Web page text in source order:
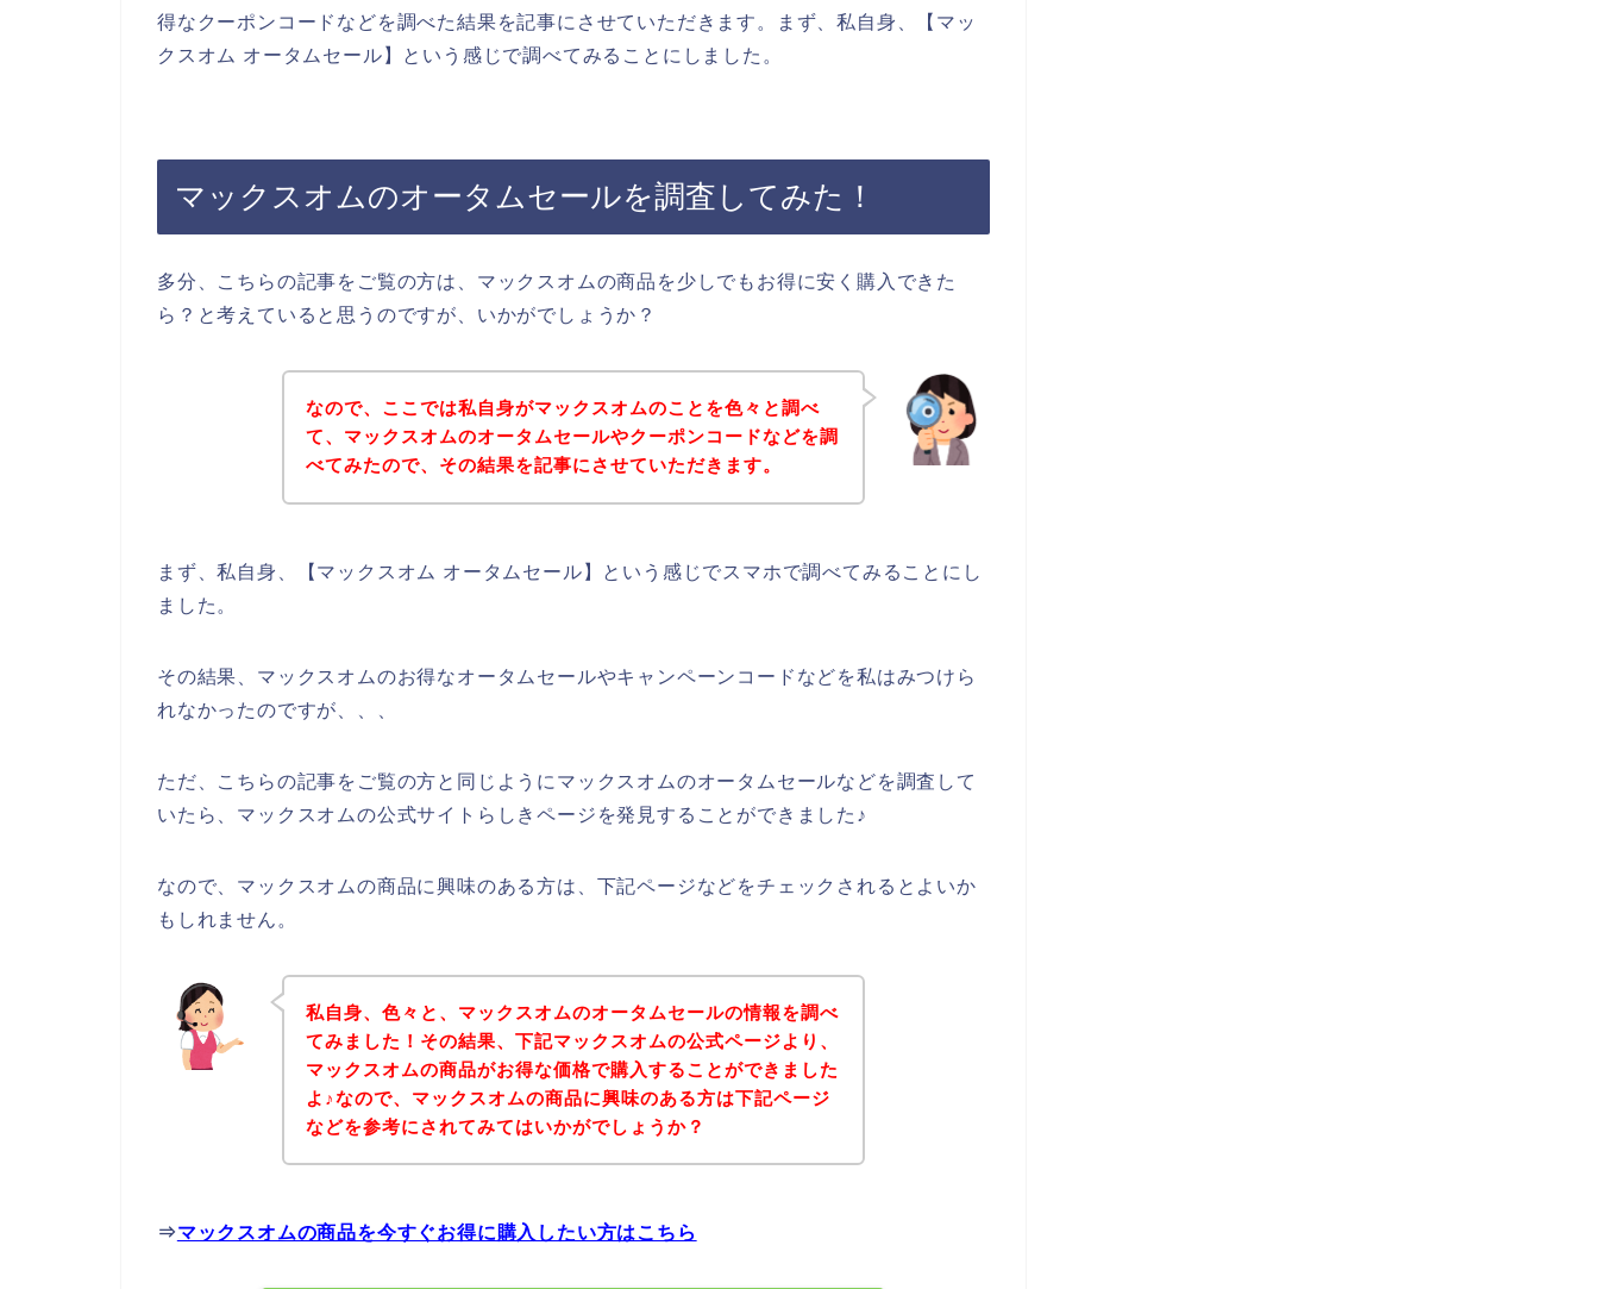
得なクーポンコードなどを調べた結果を記事にさせていただきます。まず、私自身、【マッ
クスオム オータムセール】という感じで調べてみることにしました。
マックスオムのオータムセールを調査してみた！
多分、こちらの記事をご覧の方は、マックスオムの商品を少しでもお得に安く購入できた
ら？と考えていると思うのですが、いかがでしょうか？
なので、ここでは私自身がマックスオムのことを色々と調べ
て、マックスオムのオータムセールやクーポンコードなどを調
べてみたので、その結果を記事にさせていただきます。
まず、私自身、【マックスオム オータムセール】という感じでスマホで調べてみることにし
ました。
その結果、マックスオムのお得なオータムセールやキャンペーンコードなどを私はみつけら
れなかったのですが、、、
ただ、こちらの記事をご覧の方と同じようにマックスオムのオータムセールなどを調査して
いたら、マックスオムの公式サイトらしきページを発見することができました♪
なので、マックスオムの商品に興味のある方は、下記ページなどをチェックされるとよいか
もしれません。
私自身、色々と、マックスオムのオータムセールの情報を調べ
てみました！その結果、下記マックスオムの公式ページより、
マックスオムの商品がお得な価格で購入することができました
よ♪なので、マックスオムの商品に興味のある方は下記ページ
などを参考にされてみてはいかがでしょうか？
⇒マックスオムの商品を今すぐお得に購入したい方はこちら